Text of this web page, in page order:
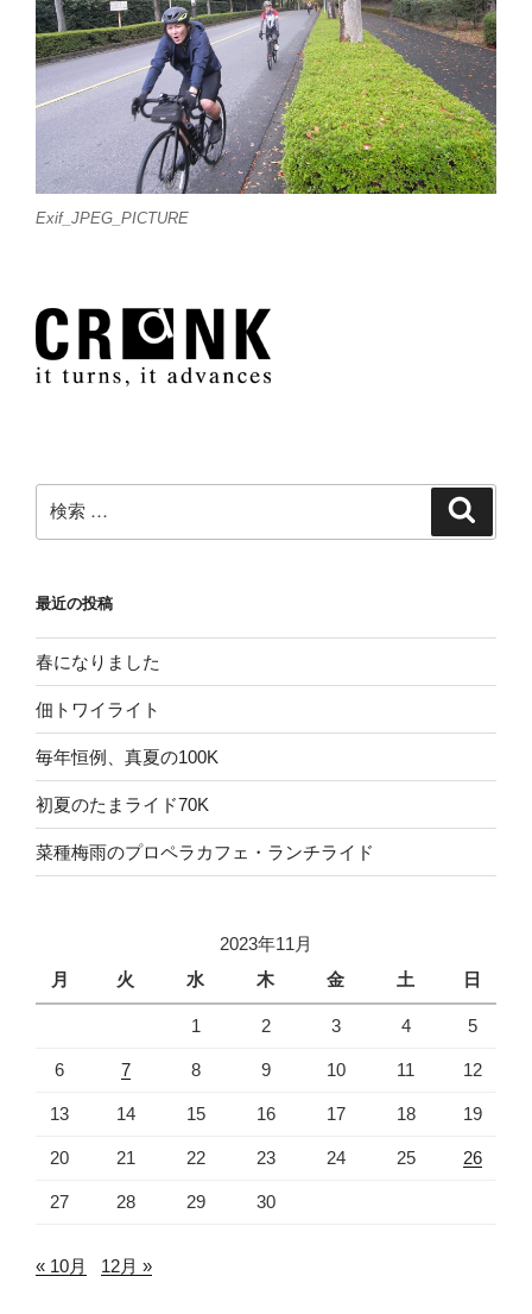
Exif_JPEG_PICTURE
索:
最近の投稿
春になりました
佃トワイライト
毎年恒例、真夏の100K
初夏のたまライド70K
菜種梅雨のプロペラカフェ・ランチライド
2023年11月
月
火 水 木 金 土 日
1 2 3 4 5
6 7 8 9 10 11 12
13 14 15 16 17 18 19
20 21 22 23 24 25 26
27 28 29 30
« 10月 12月 »